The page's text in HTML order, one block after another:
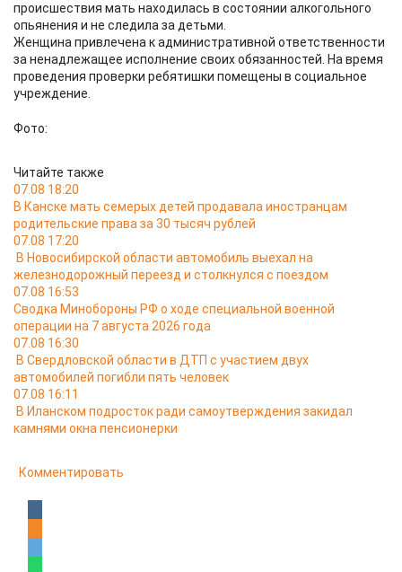
происшествия мать находилась в состоянии алкогольного
опьянения и не следила за детьми.
Женщина привлечена к административной ответственности
за ненадлежащее исполнение своих обязанностей. На время
проведения проверки ребятишки помещены в социальное
учреждение.
Фото:
Читайте также
07.08 18:20
В Канске мать семерых детей продавала иностранцам
родительские права за 30 тысяч рублей
07.08 17:20
В Новосибирской области автомобиль выехал на
железнодорожный переезд и столкнулся с поездом
07.08 16:53
Сводка Минобороны РФ о ходе специальной военной
операции на 7 августа 2026 года
07.08 16:30
В Свердловской области в ДТП с участием двух
автомобилей погибли пять человек
07.08 16:11
В Иланском подросток ради самоутверждения закидал
камнями окна пенсионерки
Комментировать